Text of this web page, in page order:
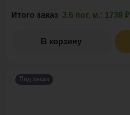
Итого заказ 3.6 пог. м.: 1739 ₽
В корзину
Под заказ